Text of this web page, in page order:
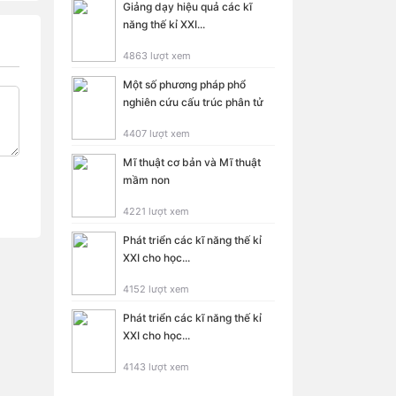
Giảng dạy hiệu quả các kĩ
năng thế kỉ XXI...
4863 lượt xem
Một số phương pháp phổ
nghiên cứu cấu trúc phân tử
4407 lượt xem
Mĩ thuật cơ bản và Mĩ thuật
mầm non
4221 lượt xem
Phát triển các kĩ năng thế kỉ
XXI cho học...
4152 lượt xem
Phát triển các kĩ năng thế kỉ
XXI cho học...
4143 lượt xem